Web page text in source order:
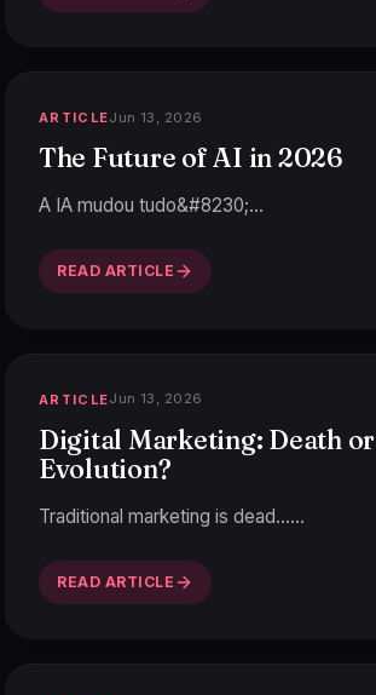
ARTICLEJun 13, 2026
The Future of AI in 2026
A IA mudou tudo&#8230;…
READ ARTICLE
ARTICLEJun 13, 2026
Digital Marketing: Death or
Evolution?
Traditional marketing is dead……
READ ARTICLE